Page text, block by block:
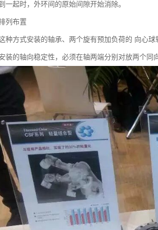
一起时，外环间的原始间隙开始消除。
列布置
种方式安装的轴承、两个旋有预加负荷的 向心
装的轴向稳定性，必须在轴两端分别对放两个同